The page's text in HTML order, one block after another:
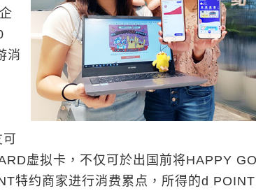
消
虚拟卡，不仅可於出国前将HAPPY
特约商家进行消费累点，所得的d POINT